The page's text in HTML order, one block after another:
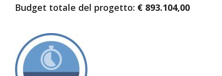
Budget totale del progetto: € 893.104,00